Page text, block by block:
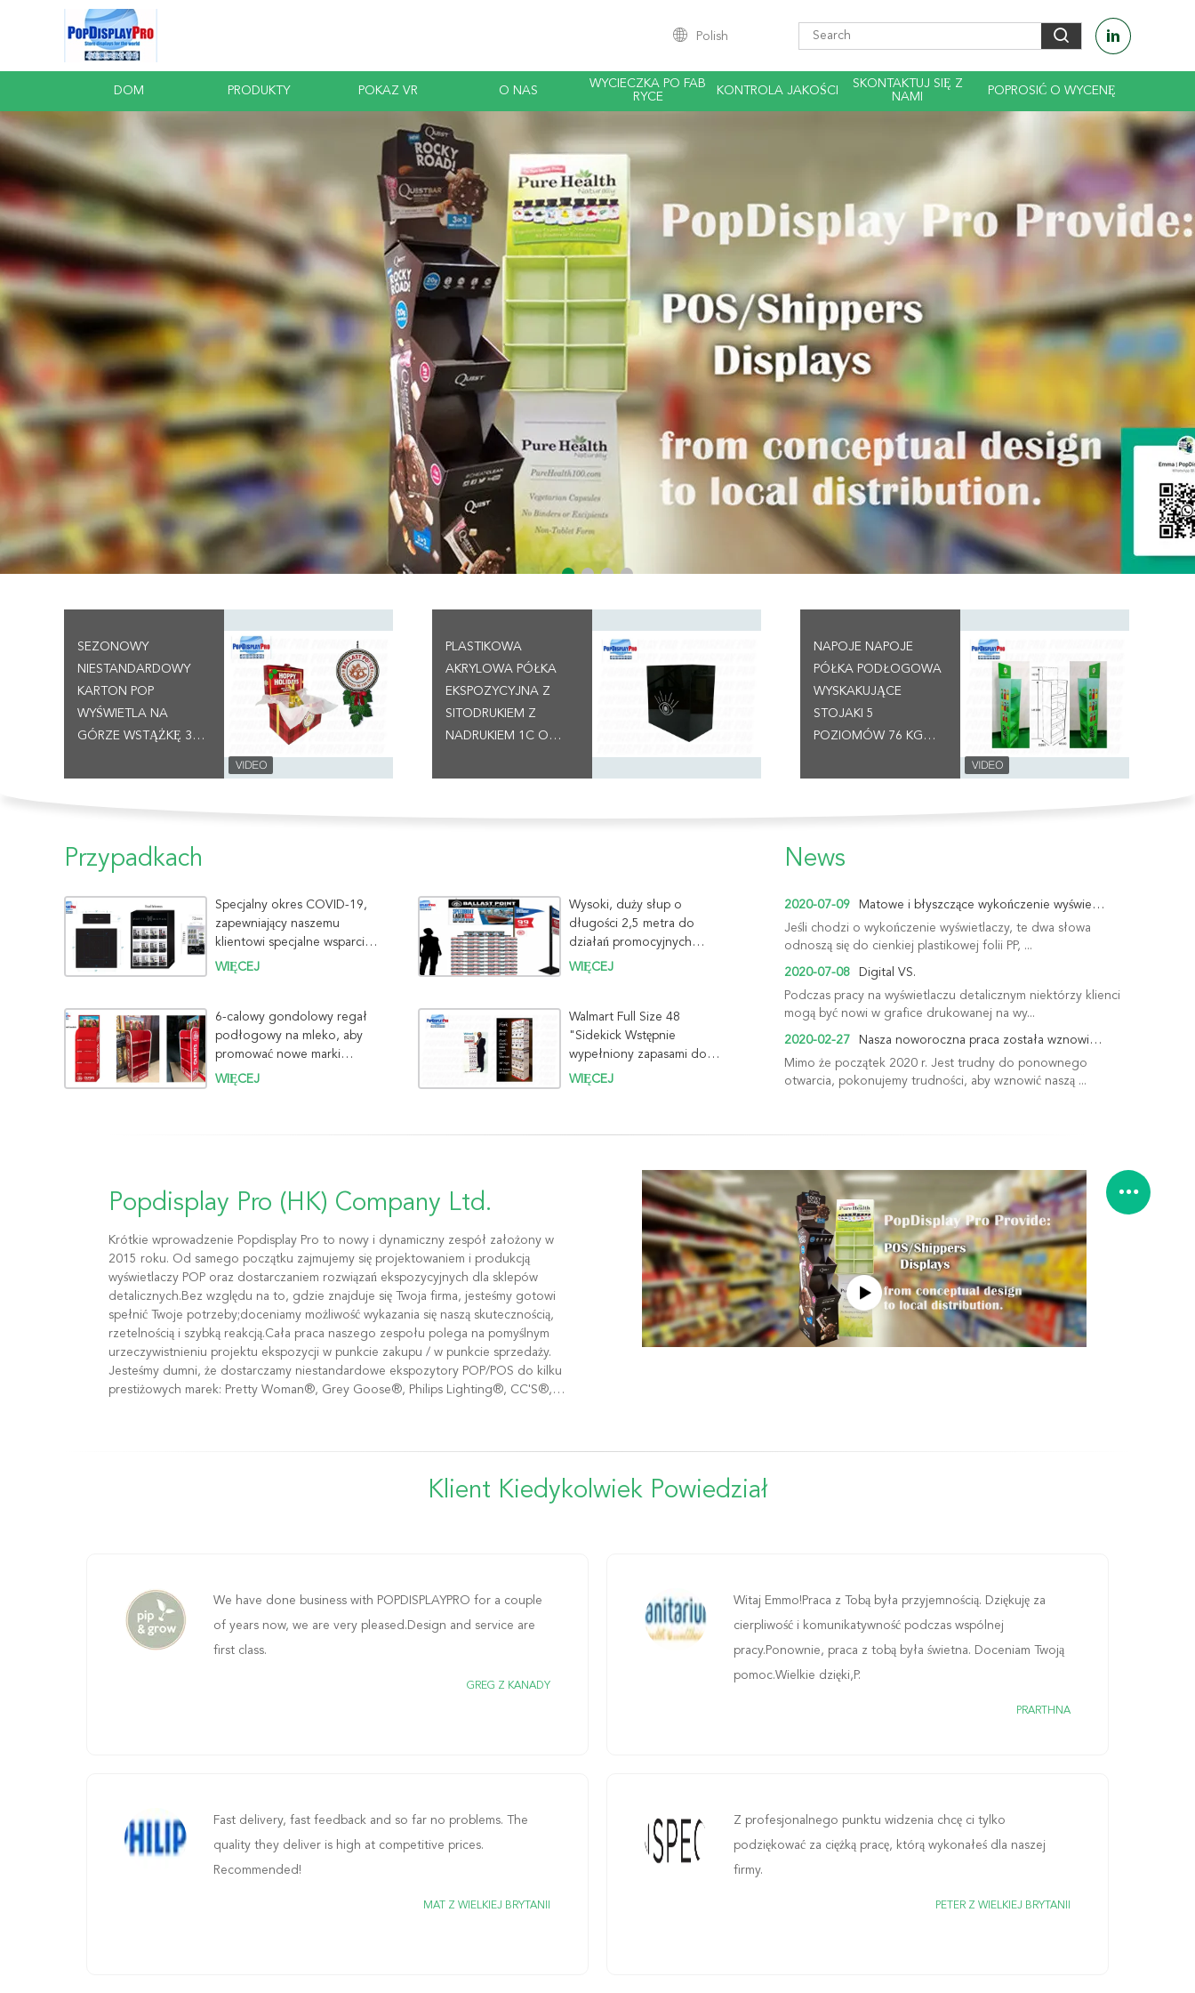
Polish
DOM PRODUKTY POKAZ VR O NAS
WYCIECZKA PO FAB
RYCE
KONTROLA JAKOŚCI
SKONTAKTUJ SIĘ Z
NAMI
POPROSIĆ O WYCENĘ
SEZONOWY
NIESTANDARDOWY
KARTON POP
WYŚWIETLA NA
GÓRZE WSTĄŻKĘ 3D
PIWEM
PLASTIKOWA
AKRYLOWA PÓŁKA
EKSPOZYCYJNA Z
SITODRUKIEM Z
NADRUKIEM 1C O
NAPOJE NAPOJE
PÓŁKA PODŁOGOWA
WYSKAKUJĄCE
STOJAKI 5
POZIOMÓW 76 KG
POJEMNOŚCI
Przypadkach
Specjalny okres COVID-19,
zapewniający naszemu
klientowi specjalne wsparcie
za pomocą Faux Nails
WIĘCEJ
Wysoki, duży słup o
długości 2,5 metra do
działań promocyjnych
związanych ze sprzedażą
WIĘCEJ
6-calowy gondolowy regał
podłogowy na mleko, aby
promować nowe marki
Oplers
WIĘCEJ
Walmart Full Size 48
"Sidekick Wstępnie
wypełniony zapasami do
uruchomienia iFork Dining
WIĘCEJ
News
2020-07-09
Matowe i błyszczące wykończenie wyświetlaczy POP
Jeśli chodzi o wykończenie wyświetlaczy, te dwa słowa
odnoszą się do cienkiej plastikowej folii PP, ...
2020-07-08
Digital VS.
Podczas pracy na wyświetlaczu detalicznym niektórzy klienci
mogą być nowi w grafice drukowanej na wy...
2020-02-27
Nasza noworoczna praca została wznowiona podczas pandemii wybuchu COVID-19
Mimo że początek 2020 r. Jest trudny do ponownego
otwarcia, pokonujemy trudności, aby wznowić naszą ...
Popdisplay Pro (HK) Company Ltd.
Krótkie wprowadzenie Popdisplay Pro to nowy i dynamiczny zespół założony w
2015 roku. Od samego początku zajmujemy się projektowaniem i produkcją
wyświetlaczy POP oraz dostarczaniem rozwiązań ekspozycyjnych dla sklepów
detalicznych.Bez względu na to, gdzie znajduje się Twoja firma, jesteśmy gotowi
spełnić Twoje potrzeby;doceniamy możliwość wykazania się naszą skutecznością,
rzetelnością i szybką reakcją.Cała praca naszego zespołu polega na pomyślnym
urzeczywistnieniu projektu ekspozycji w punkcie zakupu / w punkcie sprzedaży.
Jesteśmy dumni, że dostarczamy niestandardowe ekspozytory POP/POS do kilku
prestiżowych marek: Pretty Woman®, Grey Goose®, Philips Lighting®, CC'S®,
Klient Kiedykolwiek Powiedział
We have done business with POPDISPLAYPRO for a couple
of years now, we are very pleased.Design and service are
first class.
GREG Z KANADY
Witaj Emmo!Praca z Tobą była przyjemnością. Dziękuję za
cierpliwość i komunikatywność podczas wspólnej
pracy.Ponownie, praca z tobą była świetna. Doceniam Twoją
pomoc.Wielkie dzięki,P.
PRARTHNA
Fast delivery, fast feedback and so far no problems. The
quality they deliver is high at competitive prices.
Recommended!
MAT Z WIELKIEJ BRYTANII
Z profesjonalnego punktu widzenia chcę ci tylko
podziękować za ciężką pracę, którą wykonałeś dla naszej
firmy.
PETER Z WIELKIEJ BRYTANII